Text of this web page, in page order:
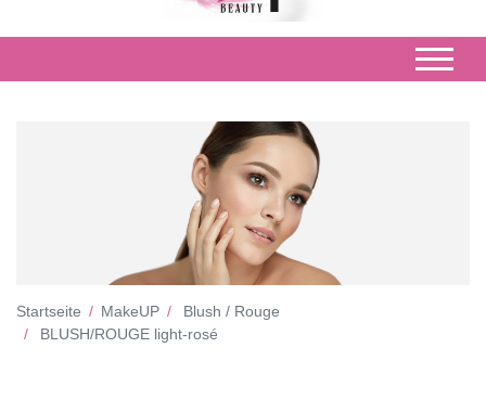
Startseite MakeUP
Blush / Rouge
BLUSH/ROUGE light-rosé